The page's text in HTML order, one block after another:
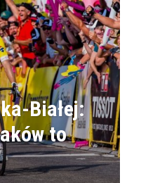
Białej:
to